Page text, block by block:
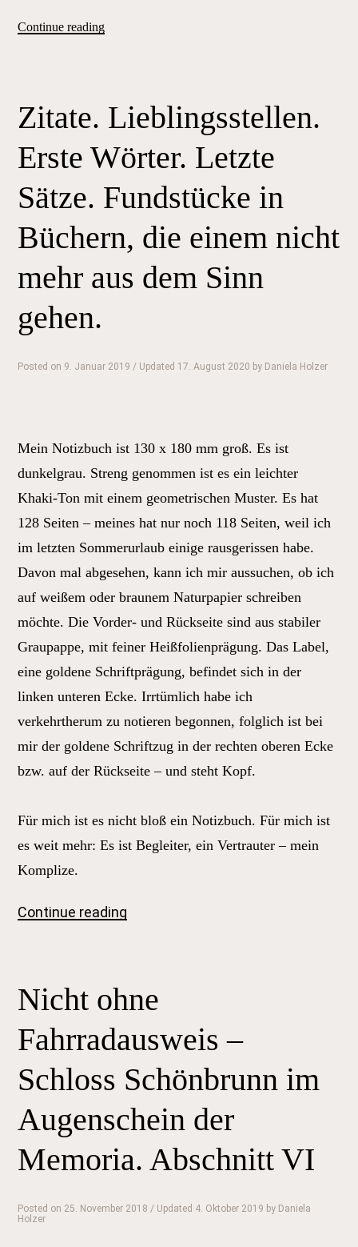
Continue reading„Vom
Glitzern:
feiere
Zitate. Lieblingsstellen.
Erste Wörter. Letzte
Sätze. Fundstücke in
Büchern, die einem nicht
mehr aus dem Sinn
gehen.
Posted on 9. Januar 2019 / Updated 17. August 2020 by Daniela Holzer
Mein Notizbuch ist 130 x 180 mm groß. Es ist
dunkelgrau. Streng genommen ist es ein leichter
Khaki-Ton mit einem geometrischen Muster. Es hat
128 Seiten – meines hat nur noch 118 Seiten, weil ich
im letzten Sommerurlaub einige rausgerissen habe.
Davon mal abgesehen, kann ich mir aussuchen, ob ich
auf weißem oder braunem Naturpapier schreiben
möchte. Die Vorder- und Rückseite sind aus stabiler
Graupappe, mit feiner Heißfolienprägung. Das Label,
eine goldene Schriftprägung, befindet sich in der
linken unteren Ecke. Irrtümlich habe ich
verkehrtherum zu notieren begonnen, folglich ist bei
mir der goldene Schriftzug in der rechten oberen Ecke
bzw. auf der Rückseite – und steht Kopf.
Für mich ist es nicht bloß ein Notizbuch. Für mich ist
es weit mehr: Es ist Begleiter, ein Vertrauter – mein
Komplize.
Continue reading
Sätze.
Fundstücke
Büchern,
die
einem
nicht
aus
dem
Sinn
gehen.
Nicht ohne
Fahrradausweis –
Schloss Schönbrunn im
Augenschein der
Memoria. Abschnitt VI
Posted on 25. November 2018 / Updated 4. Oktober 2019 by Daniela
Holzer